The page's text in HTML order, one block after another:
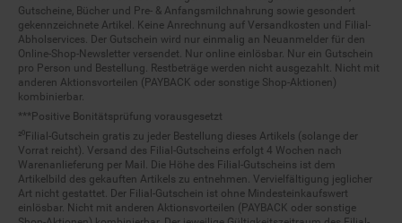
Gutscheine, Bücher und Pre- & Anfangsmilchnahrung sowie gesondert
gekennzeichnete Artikel. Keine Anrechnung auf Versandkosten und Filial-
Abholservices. Der Gutschein wird nur einmalig an Neuanmelder für den
Online-Shop-Newsletter versendet. Nur online einlösbar. Nur ein Gutschein
pro Person und Bestellung. Restbeträge werden nicht ausgezahlt. Nicht mit
anderen Aktionsvorteilen (PAYBACK oder sonstige Shop-Aktionen)
kombinierbar.
***Positive Bonitätsprüfung vorausgesetzt
²⁰Filial-Gutschein gratis zu jeder Bestellung dieses Artikels (solange der
Vorrat reicht). Versand des Filial-Gutscheins erfolgt 4 Wochen nach
Warenanlieferung per Mail. Die Höhe des Filial-Gutscheins ist dem
Artikelbild des gekauften Artikels zu entnehmen. Vervielfältigung jeglicher
Art nicht gestattet. Der Filial-Gutschein ist ohne Mindesteinkaufswert
einlösbar. Nicht mit anderen Aktionsvorteilen (PAYBACK oder sonstige
Shop-Aktionen) kombinierbar. Der jeweilige Gültigkeitszeitraum des Filial-